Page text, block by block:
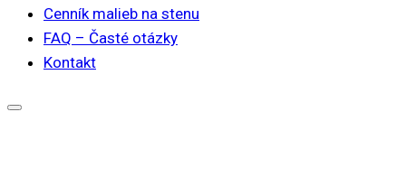
Cenník malieb na stenu
FAQ – Časté otázky
Kontakt